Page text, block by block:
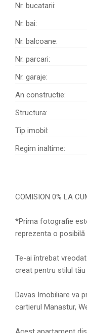
Nr. bucatarii:
Nr. bai:
Nr. balcoane:
Nr. parcari:
Nr. garaje:
An constructie:
Structura:
Tip imobil:
Regim inaltime:
COMISION 0% LA
*Prima fotografie
reprezenta o
Te-ai întrebat
creat pentru stilul tău
Davas Imobiliare va
cartierul Manastur,